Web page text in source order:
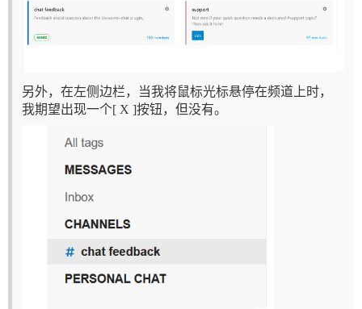
另外，在左侧边栏，当我将鼠标光标悬停在频道上时，
我期望出现一个[ X ]按钮，但没有。